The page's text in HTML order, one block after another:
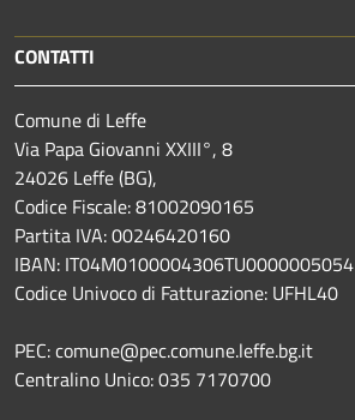
CONTATTI
Comune di Leffe
Via Papa Giovanni XXIII°, 8
24026 Leffe (BG),
Codice Fiscale: 81002090165
Partita IVA: 00246420160
IBAN: IT04M0100004306TU0000005054
Codice Univoco di Fatturazione: UFHL40
PEC: comune@pec.comune.leffe.bg.it
Centralino Unico: 035 7170700